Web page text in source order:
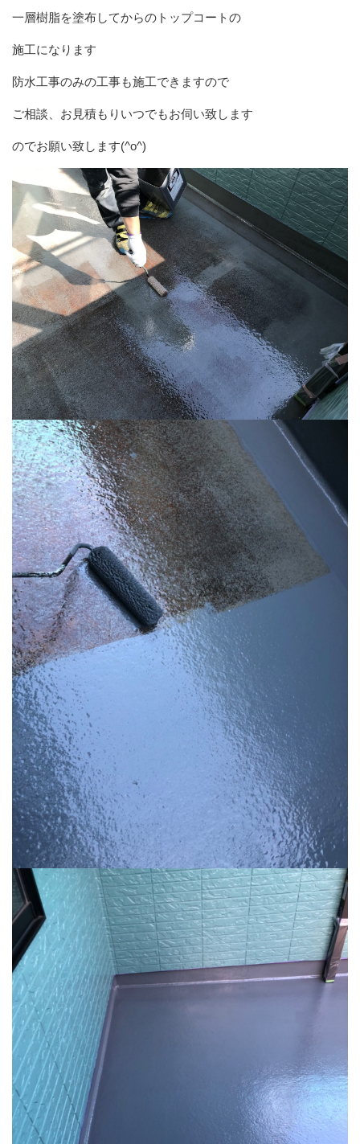
一層樹脂を塗布してからのトップコートの
施工になります
防水工事のみの工事も施工できますので
ご相談、お見積もりいつでもお伺い致します
のでお願い致します(^o^)